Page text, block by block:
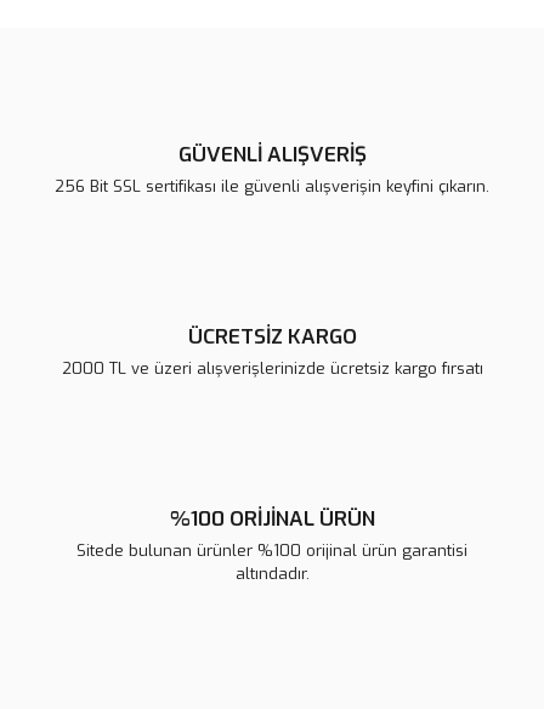
Ürün açıklamasında eksik bilgiler bulunuyor.
GÜVENLİ ALIŞVERİŞ
256 Bit SSL sertifikası ile güvenli alışverişin keyfini çıkarın.
ÜCRETSİZ KARGO
2000 TL ve üzeri alışverişlerinizde ücretsiz kargo fırsatı
%100 ORİJİNAL ÜRÜN
Sitede bulunan ürünler %100 orijinal ürün garantisi
altındadır.